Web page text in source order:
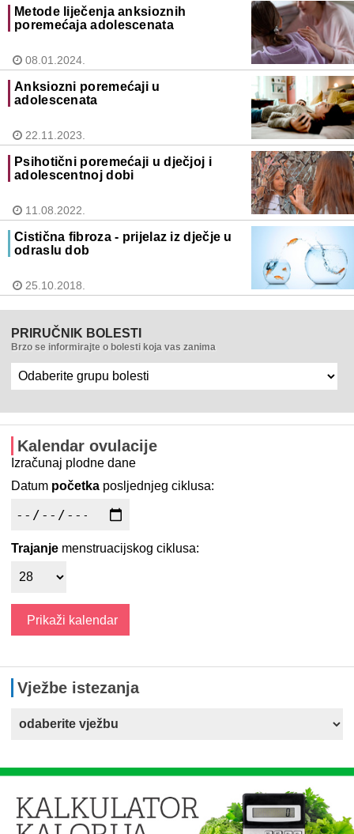
Metode liječenja anksioznih
poremećaja adolescenata
08.01.2024.
Anksiozni poremećaji u
adolescenata
22.11.2023.
Psihotični poremećaji u dječjoj i
adolescentnoj dobi
11.08.2022.
Cistična fibroza - prijelaz iz dječje u
odraslu dob
25.10.2018.
PRIRUČNIK BOLESTI
Brzo se informirajte o bolesti koja vas zanima
Kalendar ovulacije
Izračunaj plodne dane
Datum početka posljednjeg ciklusa:
Trajanje menstruacijskog ciklusa:
Vježbe istezanja